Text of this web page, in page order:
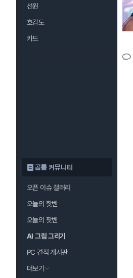
선원
호감도
카드
공통 커뮤니티
오픈 이슈 갤러리
오늘의 핫벤
오늘의 팟벤
AI 그림 그리기
PC 견적 게시판
더보기